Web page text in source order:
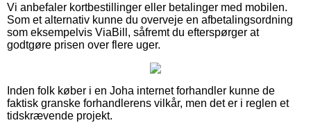
Vi anbefaler kortbestillinger eller betalinger med mobilen.
Som et alternativ kunne du overveje en afbetalingsordning
som eksempelvis ViaBill, såfremt du efterspørger at
godtgøre prisen over flere uger.
Inden folk køber i en Joha internet forhandler kunne de
faktisk granske forhandlerens vilkår, men det er i reglen et
tidskrævende projekt.